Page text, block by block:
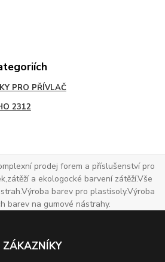
PRO PŘÍVLAČ
2312
prodej forem a příslušenství pro
a ekologocké barvení zátěží.Vše
barev pro plastisoly.Výroba
barev na gumové nástrahy.